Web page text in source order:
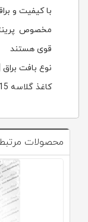
با کیفیت و
مخصوص
قوی هستند
نوع بافت
کاغذ گلاسه 115 گرم A4 MEGA
محصولات